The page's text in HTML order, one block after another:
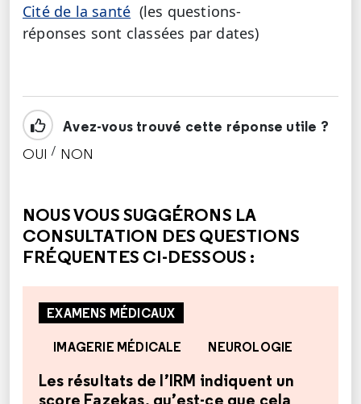
Cité de la santé (les questions-
réponses sont classées par dates)
Avez-vous trouvé cette réponse utile ?
OUI / NON
NOUS VOUS SUGGÉRONS LA
CONSULTATION DES QUESTIONS
FRÉQUENTES CI-DESSOUS :
EXAMENS MÉDICAUX
IMAGERIE MÉDICALE NEUROLOGIE
Les résultats de l’IRM indiquent un
score Fazekas, qu’est-ce que cela